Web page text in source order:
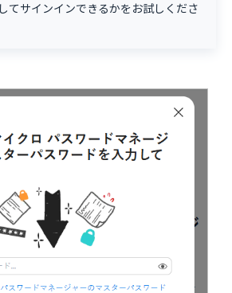
てサインインできるかをお試しくださ